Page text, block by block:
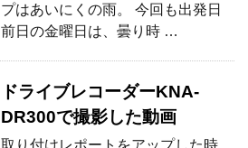
プはあいにくの雨。 今回も出発日
前日の金曜日は、曇り時 …
ドライブレコーダーKNA-
DR300で撮影した動画
取り付けレポートをアップした時、